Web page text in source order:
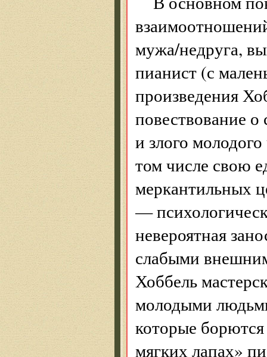
мужа/недруга,
пианист (с
произведения
повествование о
и злого
том числе свою
меркантильных
—
невероятная
слабыми
Хоббель
молодыми
которые
мягких лапах»